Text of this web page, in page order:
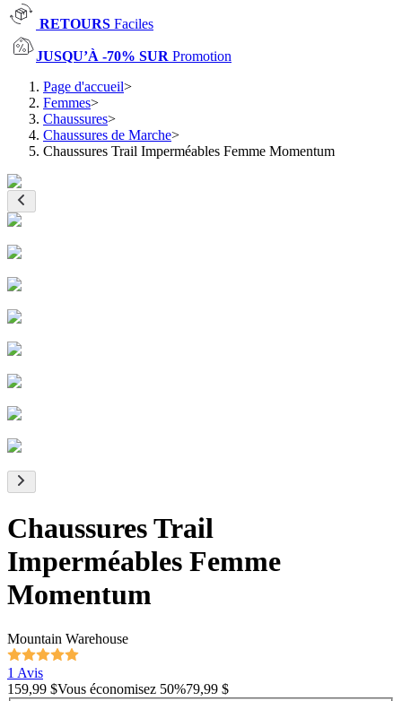
RETOURS Faciles
JUSQU’À -70% SUR Promotion
Page d'accueil>
Femmes>
Chaussures>
Chaussures de Marche>
Chaussures Trail Imperméables Femme Momentum
Chaussures Trail
Imperméables Femme
Momentum
Mountain Warehouse
1 Avis
159,99 $Vous économisez 50%79,99 $